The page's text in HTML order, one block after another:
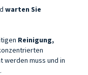
warten Sie
Reinigung,
werden muss und in